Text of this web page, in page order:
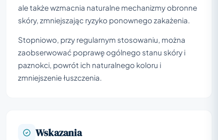
ale także wzmacnia naturalne mechanizmy obronne
skóry, zmniejszając ryzyko ponownego zakażenia.
Stopniowo, przy regularnym stosowaniu, można
zaobserwować poprawę ogólnego stanu skóry i
paznokci, powrót ich naturalnego koloru i
zmniejszenie łuszczenia.
Wskazania